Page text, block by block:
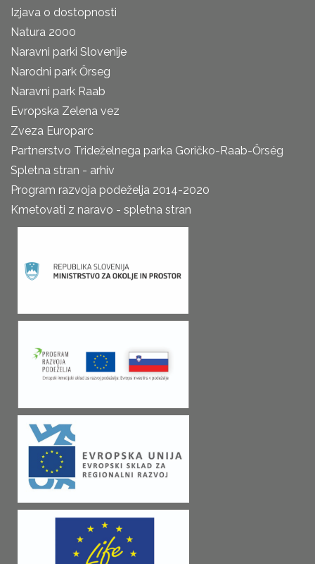
Izjava o dostopnosti
Natura 2000
Naravni parki Slovenije
Narodni park Őrseg
Naravni park Raab
Evropska Zelena vez
Zveza Europarc
Partnerstvo Trideželnega parka Goričko-Raab-Őrség
Spletna stran - arhiv
Program razvoja podeželja 2014-2020
Kmetovati z naravo - spletna stran